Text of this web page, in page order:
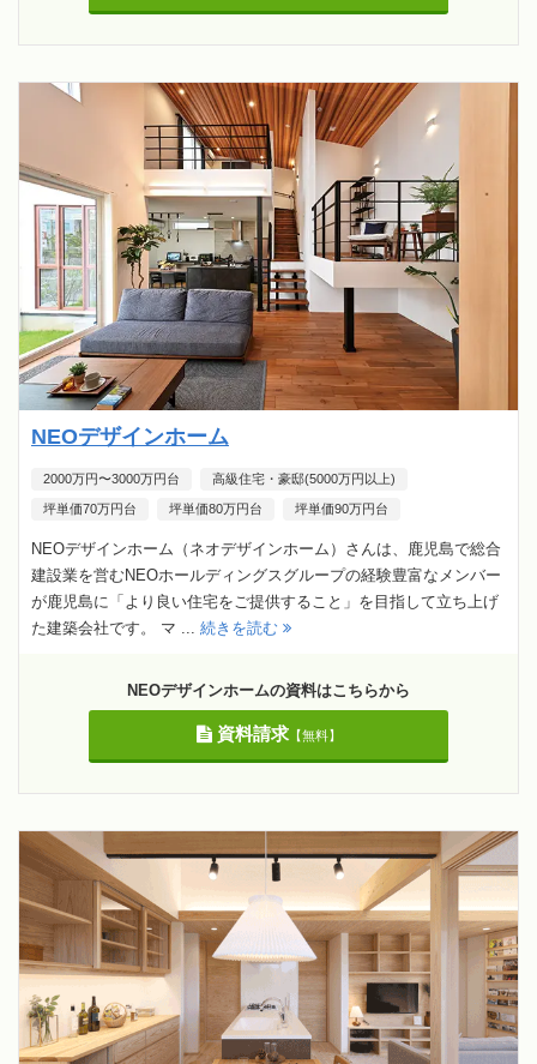
NEOデザインホーム
2000万円〜3000万円台 高級住宅・豪邸(5000万円以上)
坪単価70万円台 坪単価80万円台 坪単価90万円台
NEOデザインホーム（ネオデザインホーム）さんは、鹿児島で総合
建設業を営むNEOホールディングスグループの経験豊富なメンバー
が鹿児島に「より良い住宅をご提供すること」を目指して立ち上げ
た建築会社です。 マ ... 続きを読む
NEOデザインホームの資料はこちらから
資料請求【無料】